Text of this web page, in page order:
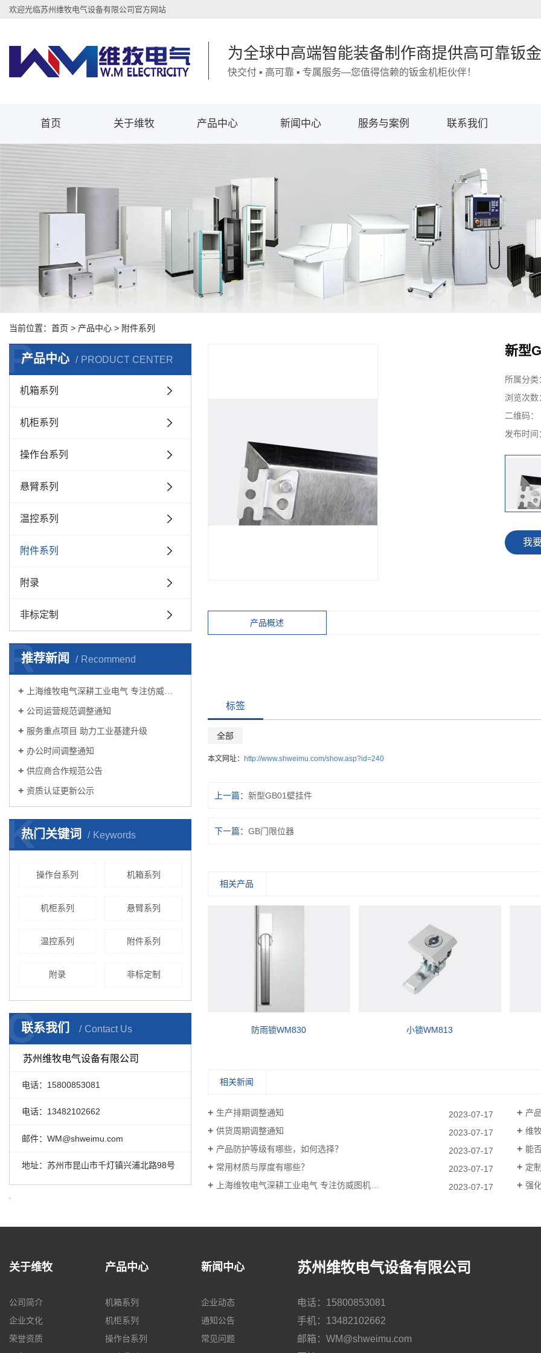
欢迎光临苏州维牧电气设备有限公司官方网站
为全球中高端智能装备制作商提供高可靠钣
快交付 ▪ 高可靠 ▪ 专属服务—您值得信赖的钣金机柜伙伴！
首页 关于维牧 产品中心 新闻中心 服务与案例 联系我们
当前位置： 首页 > 产品中心 > 附件系列
产品中心 PRODUCT CENTER
P
机箱系列
机柜系列
操作台系列
悬臂系列
温控系列
附件系列
附录
非标定制
推荐新闻 Recommend
R
上海维牧电气深耕工业电气 专注仿威…
公司运营规范调整通知
服务重点项目 助力工业基建升级
办公时间调整通知
供应商合作规范公告
资质认证更新公示
热门关键词 Keywords
K
操作台系列 机箱系列
机柜系列 悬臂系列
温控系列 附件系列
附录 非标定制
联系我们 Contact Us
C
苏州维牧电气设备有限公司
电话：15800853081
电话：13482102662
邮件：WM@shweimu.com
地址：苏州市昆山市千灯镇兴浦北路98号
新型
所属分类
浏览次数
二维码：
发布时间
我
产品概述
标签
全部
本文网址： http://www.shweimu.com/show.asp?id=240
上一篇： 新型GB01壁挂件
下一篇： GB门限位器
相关产品
WM控制箱柜钥匙 防雨锁WM830 小锁WM813
相关新闻
生产排期调整通知 2023-07-17
产
供货周期调整通知
2023-07-17
维
产品防护等级有哪些，如何选择？
2023-07-17
能
常用材质与厚度有哪些？
2023-07-17
定
上海维牧电气深耕工业电气 专注仿威图机…
2023-07-17 强
关于维牧
公司简介
企业文化
荣誉资质
产品中心
机箱系列
机柜系列
操作台系列
新闻中心
企业动态
通知公告
常见问题
苏州维牧电气设备有限公司
电话：15800853081
手机：13482102662
邮箱：WM@shweimu.com